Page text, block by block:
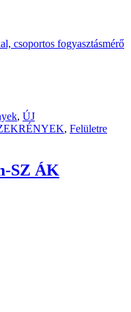
csoportos fogyasztásmérő
, ÚJ
, Felületre
SZ ÁK